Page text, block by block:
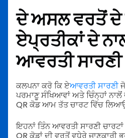
ਦੇ ਅਸਲ ਵਰਤੋਂ ਦੇ
ਏਪ੍ਰਤੀਕਾਂ ਦੇ
ਆਵਰਤੀ ਸਾਰਣੀ
ਕਲਪਨਾ ਕਰੋ ਕਿ ਏਆਵਰਤੀ ਸਾਰਣੀ
ਪਰਮਾਣੂ ਸੰਖਿਆਵਾਂ ਅਤੇ ਚਿੰਨ੍ਹਾਂ
QR ਕੋਡ ਆਮ ਤੱਤ ਚਾਰਟ ਵਿੱਚ
ਇਹਨਾਂ ਤਿੰਨ ਆਵਰਤੀ ਸਾਰਣੀ
QR ਕੋਡਾਂ ਦੀ ਵਰਤੋਂ ਵਧੇਰੇ